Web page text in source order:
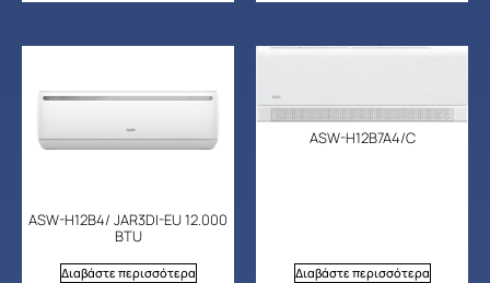
ASW-H12B4/ JAR3DI-EU 12.000
BTU
Διαβάστε περισσότερα
ASW-H12B7A4/C
Διαβάστε περισσότερα